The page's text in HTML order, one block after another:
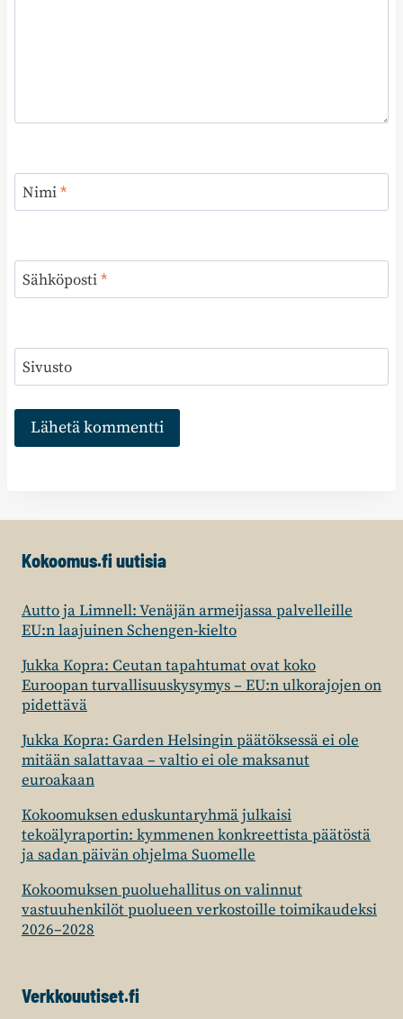
Nimi*
Sähköposti*
Sivusto
Kokoomus.fi uutisia
Autto ja Limnell: Venäjän armeijassa palvelleille
EU:n laajuinen Schengen-kielto
Jukka Kopra: Ceutan tapahtumat ovat koko
Euroopan turvallisuuskysymys – EU:n ulkorajojen on
pidettävä
Jukka Kopra: Garden Helsingin päätöksessä ei ole
mitään salattavaa – valtio ei ole maksanut
euroakaan
Kokoomuksen eduskuntaryhmä julkaisi
tekoälyraportin: kymmenen konkreettista päätöstä
ja sadan päivän ohjelma Suomelle
Kokoomuksen puoluehallitus on valinnut
vastuuhenkilöt puolueen verkostoille toimikaudeksi
2026–2028
Verkkouutiset.fi